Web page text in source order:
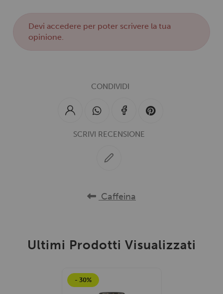
Deviaccedere per poter scrivere la tua
opinione.
CONDIVIDI
SCRIVI RECENSIONE
Caffeina
Ultimi Prodotti Visualizzati
- 30%